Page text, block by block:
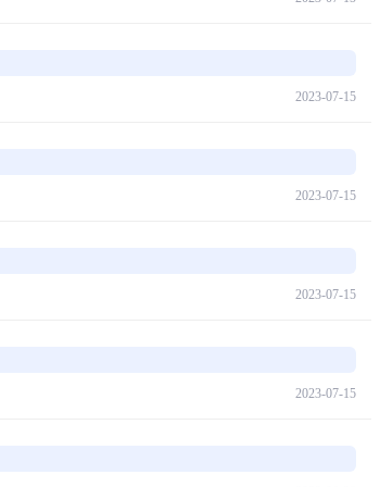
2023-07-15
2023-07-15
2023-07-15
2023-07-15